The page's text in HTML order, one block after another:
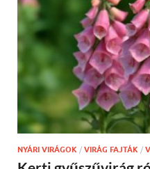
NYÁRI VIRÁGOK / VIRÁG FAJTÁK /